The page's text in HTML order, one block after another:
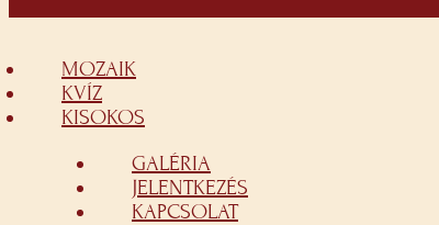
MOZAIK
KVÍZ
KISOKOS
GALÉRIA
JELENTKEZÉS
KAPCSOLAT